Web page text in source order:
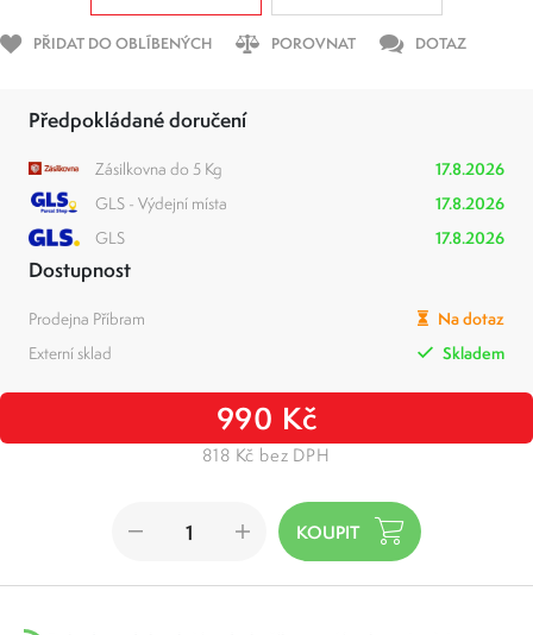
PŘIDAT DO OBLÍBENÝCH POROVNAT DOTAZ
Předpokládané doručení
Zásilkovna do 5 Kg
17.8.2026
GLS - Výdejní místa
17.8.2026
GLS
17.8.2026
Dostupnost
Prodejna Příbram
Na dotaz
Externí sklad
Skladem
990 Kč
818 Kč bez DPH